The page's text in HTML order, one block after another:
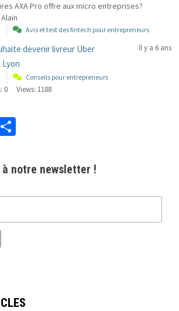
AXA Pro offre aux micro entreprises?
Avis et test des fintech pour entrepreneurs
devenir livreur Uber
Lyon
Il y a 6 ans
Conseils pour entrepreneurs
0 Views: 1188
P
ta
r
à notre newsletter !